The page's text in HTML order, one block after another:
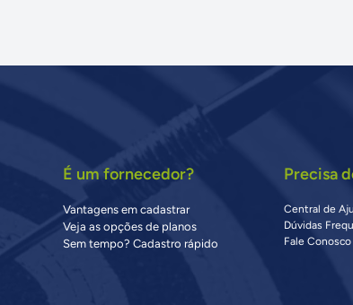
É um fornecedor?
Vantagens em cadastrar
Veja as opções de planos
Sem tempo? Cadastro rápido
Precisa
Central de
Dúvidas
Fale Conosco